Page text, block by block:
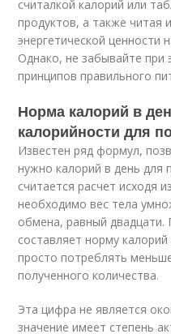
считалкой калорий или
продуктов, а также
энергетической ценности
Однако, не забывайте при
принципов правильного
Норма калорий в
калорийности для
Известен ряд формул,
нужно калорий в день для
считается расчет исходя
необходимо вес тела
обмена, равный двадцати.
составляет норму
просто потреблять
полученного количества.
Эта цифра не является
значение имеет степень